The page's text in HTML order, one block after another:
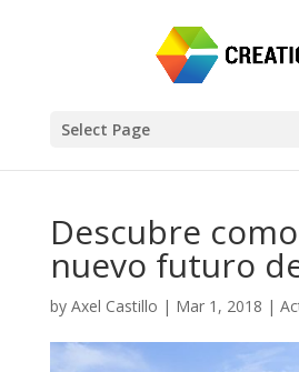
Select Page
Descubre
nuevo futuro
by Axel Castillo | Mar 1, 2018 |